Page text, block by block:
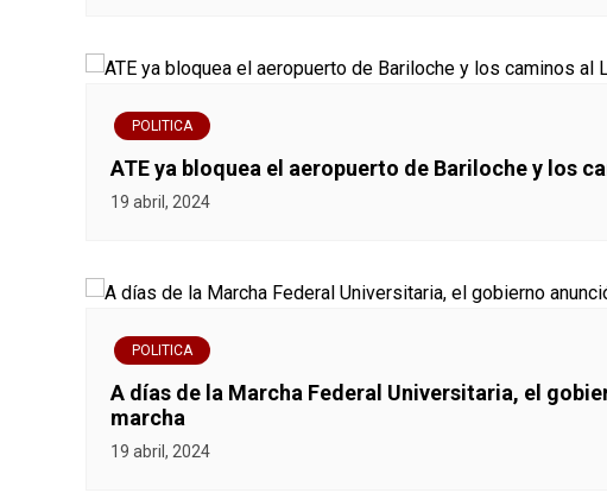
i
ó
n
e
e
n
t
POLITICA
ATE ya bloquea el aeropuerto de Bariloche y los
19 abril, 2024
POLITICA
A días de la Marcha Federal Universitaria, el
marcha
19 abril, 2024